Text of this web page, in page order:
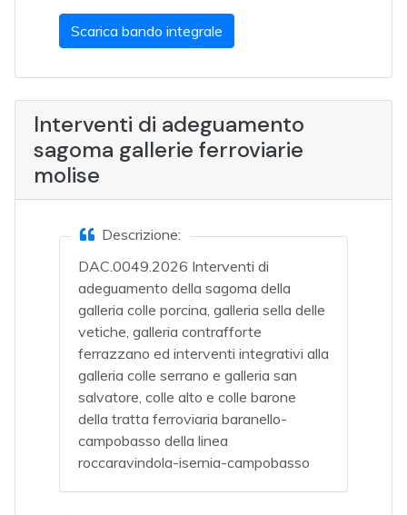
Scarica bando integrale
Interventi di adeguamento
sagoma gallerie ferroviarie
molise
Descrizione:
DAC.0049.2026 Interventi di
adeguamento della sagoma della
galleria colle porcina, galleria sella delle
vetiche, galleria contrafforte
ferrazzano ed interventi integrativi alla
galleria colle serrano e galleria san
salvatore, colle alto e colle barone
della tratta ferroviaria baranello-
campobasso della linea
roccaravindola-isernia-campobasso